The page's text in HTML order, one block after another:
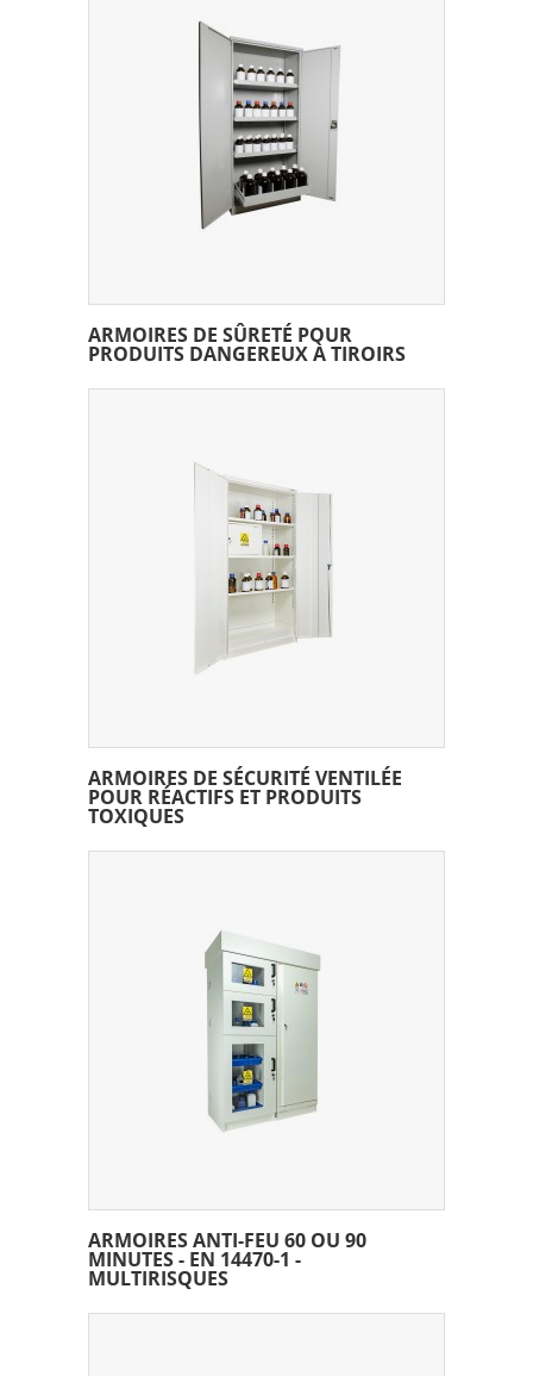
ARMOIRES DE SÛRETÉ POUR
PRODUITS DANGEREUX À TIROIRS
ARMOIRES DE SÉCURITÉ VENTILÉE
POUR RÉACTIFS ET PRODUITS
TOXIQUES
ARMOIRES ANTI-FEU 60 OU 90
MINUTES - EN 14470-1 -
MULTIRISQUES